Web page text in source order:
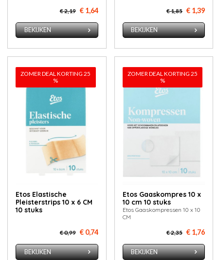
€ 2,19 € 1,64
BEKIJKEN
€ 1,85 € 1,39
BEKIJKEN
ZOMER DEAL KORTING 25
%
Etos Elastische
Pleisterstrips 10 x 6 CM
10 stuks
€ 0,99 € 0,74
BEKIJKEN
ZOMER DEAL KORTING 25
%
Etos Gaas­kom­pres 10 x
10 cm 10 stuks
Etos Gaaskompressen 10 x 10
CM
€ 2,35 € 1,76
BEKIJKEN